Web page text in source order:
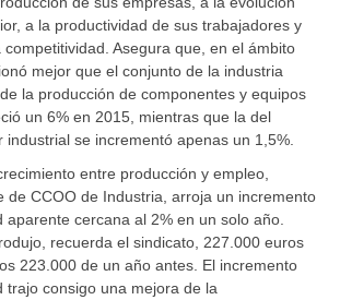
a la productividad de sus trabajadores y
Asegura que, en el ámbito
mejor que el conjunto de la industria
la producción de componentes y equipos
un 6% en 2015, mientras que la del
industrial se incrementó apenas un 1,5%.
entre producción y empleo,
de CCOO de Industria, arroja un incremento
aparente cercana al 2% en un solo año.
recuerda el sindicato, 227.000 euros
223.000 de un año antes. El incremento
trajo consigo una mejora de la